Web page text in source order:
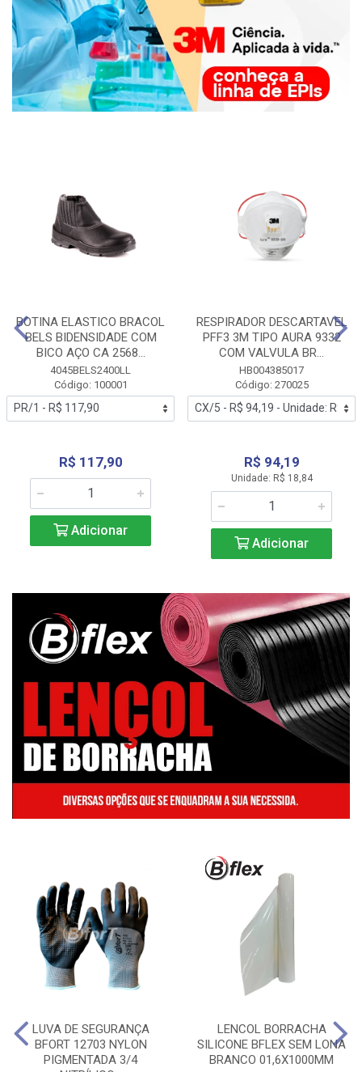
BOTINA ELASTICO BRACOL
BELS BIDENSIDADE COM
BICO AÇO CA 2568...
4045BELS2400LL
Código: 100001
R$ 117,90
Adicionar
RESPIRADOR DESCARTAVEL
PFF3 3M TIPO AURA 9332
COM VALVULA BR...
HB004385017
Código: 270025
R$ 94,19
Unidade: R$ 18,84
Adicionar
LUVA DE SEGURANÇA
BFORT 12703 NYLON
PIGMENTADA 3/4
LENCOL BORRACHA
SILICONE BFLEX SEM LONA
BRANCO 01,6X1000MM